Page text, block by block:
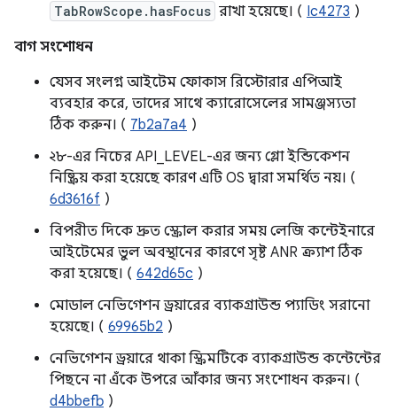
TabRowScope.hasFocus রাখা হয়েছে। ( Ic4273 )
বাগ সংশোধন
যেসব সংলগ্ন আইটেম ফোকাস রিস্টোরার এপিআই
ব্যবহার করে, তাদের সাথে ক্যারোসেলের সামঞ্জস্যতা
ঠিক করুন। ( 7b2a7a4 )
২৮-এর নিচের API_LEVEL-এর জন্য গ্লো ইন্ডিকেশন
নিষ্ক্রিয় করা হয়েছে কারণ এটি OS দ্বারা সমর্থিত নয়। (
6d3616f )
বিপরীত দিকে দ্রুত স্ক্রোল করার সময় লেজি কন্টেইনারে
আইটেমের ভুল অবস্থানের কারণে সৃষ্ট ANR ক্র্যাশ ঠিক
করা হয়েছে। ( 642d65c )
মোডাল নেভিগেশন ড্রয়ারের ব্যাকগ্রাউন্ড প্যাডিং সরানো
হয়েছে। ( 69965b2 )
নেভিগেশন ড্রয়ারে থাকা স্ক্রিমটিকে ব্যাকগ্রাউন্ড কন্টেন্টের
পিছনে না এঁকে উপরে আঁকার জন্য সংশোধন করুন। (
d4bbefb )